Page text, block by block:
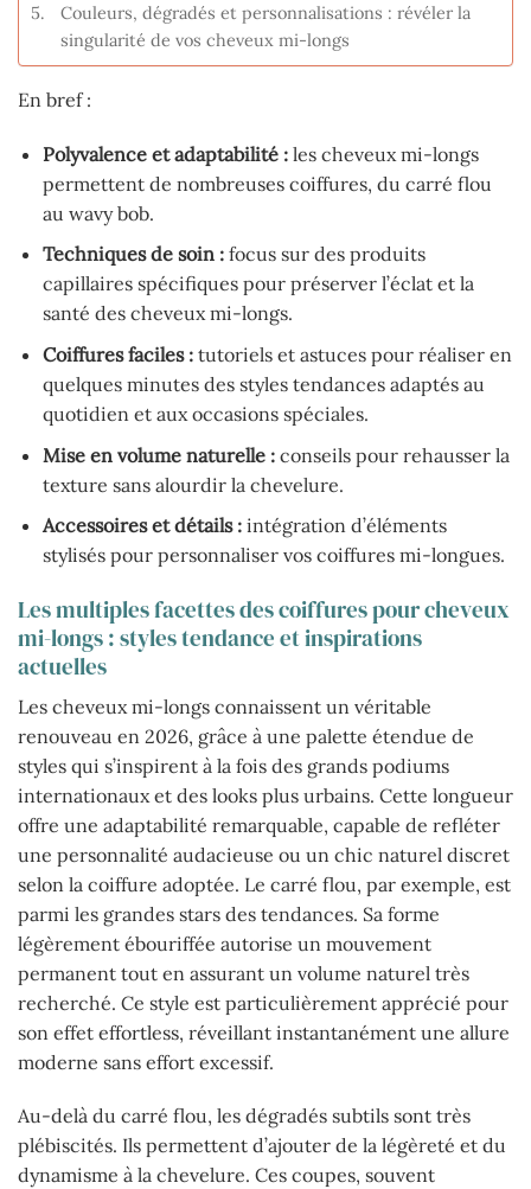
Couleurs, dégradés et personnalisations : révéler la
singularité de vos cheveux mi-longs
En bref :
Polyvalence et adaptabilité :les cheveux mi-longs
permettent de nombreuses coiffures, du carré flou
au wavy bob.
Techniques de soin :focus sur des produits
capillaires spécifiques pour préserver l’éclat et la
santé des cheveux mi-longs.
Coiffures faciles :tutoriels et astuces pour réaliser en
quelques minutes des styles tendances adaptés au
quotidien et aux occasions spéciales.
Mise en volume naturelle :conseils pour rehausser la
texture sans alourdir la chevelure.
Accessoires et détails :intégration d’éléments
stylisés pour personnaliser vos coiffures mi-longues.
Les multiples facettes des coiffures pour cheveux
mi-longs : styles tendance et inspirations
actuelles
Les cheveux mi-longs connaissent un véritable
renouveau en 2026, grâce à une palette étendue de
styles qui s’inspirent à la fois des grands podiums
internationaux et des looks plus urbains. Cette longueur
offre une adaptabilité remarquable, capable de refléter
une personnalité audacieuse ou un chic naturel discret
selon la coiffure adoptée. Le carré flou, par exemple, est
parmi les grandes stars des tendances. Sa forme
légèrement ébouriffée autorise un mouvement
permanent tout en assurant un volume naturel très
recherché. Ce style est particulièrement apprécié pour
son effet effortless, réveillant instantanément une allure
moderne sans effort excessif.
Au-delà du carré flou, les dégradés subtils sont très
plébiscités. Ils permettent d’ajouter de la légèreté et du
dynamisme à la chevelure. Ces coupes, souvent